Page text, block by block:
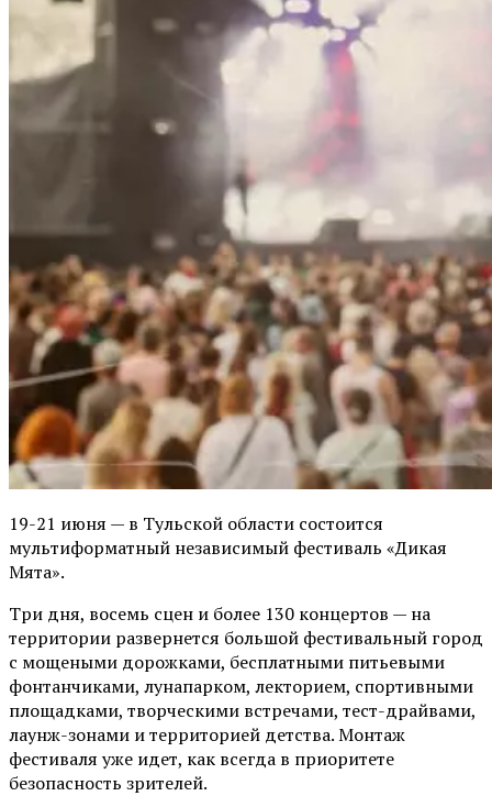
19-21 июня — в Тульской области состоится
мультиформатный независимый фестиваль «Дикая
Мята».
Три дня, восемь сцен и более 130 концертов — на
территории развернется большой фестивальный город
с мощеными дорожками, бесплатными питьевыми
фонтанчиками, лунапарком, лекторием, спортивными
площадками, творческими встречами, тест-драйвами,
лаунж-зонами и территорией детства. Монтаж
фестиваля уже идет, как всегда в приоритете
безопасность зрителей.